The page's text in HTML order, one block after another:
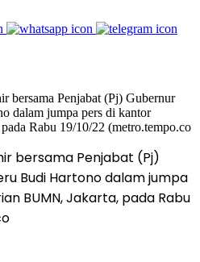
bersama Penjabat (Pj)
Budi Hartono dalam jumpa
BUMN, Jakarta, pada Rabu